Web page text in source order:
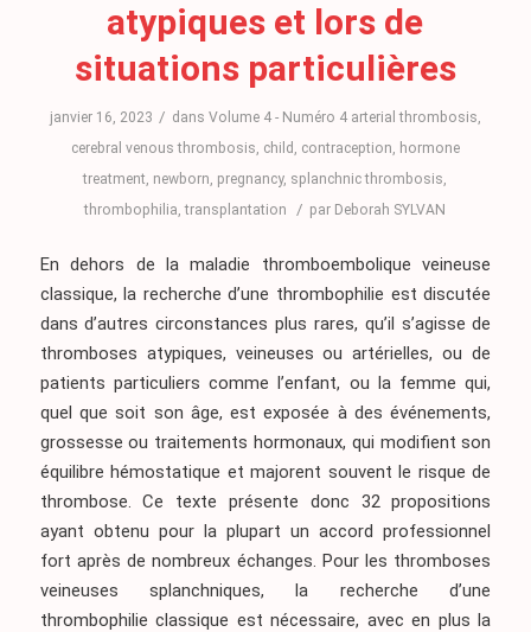
atypiques et lors de
situations particulières
janvier 16, 2023 / dans Volume 4 - Numéro 4 arterial thrombosis,
cerebral venous thrombosis, child , contraception, hormone
treatment, newborn, pregnancy, splanchnic thrombosis,
thrombophilia,transplantation / par Deborah SYLVAN
En dehors de la maladie thromboembolique veineuse
classique, la recherche d’une thrombophilie est discutée
dans d’autres circonstances plus rares, qu’il s’agisse de
thromboses atypiques, veineuses ou artérielles, ou de
patients particuliers comme l’enfant, ou la femme qui,
quel que soit son âge, est exposée à des événements,
grossesse ou traitements hormonaux, qui modifient son
équilibre hémostatique et majorent souvent le risque de
thrombose. Ce texte présente donc 32 propositions
ayant obtenu pour la plupart un accord professionnel
fort après de nombreux échanges. Pour les thromboses
veineuses splanchniques, la recherche d’une
thrombophilie classique est nécessaire, avec en plus la